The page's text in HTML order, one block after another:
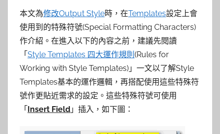
書
館
參
考
服
本文為修改Output Style時，在Templates設定上會
使用到的特殊符號(Special Formatting Characters)
作介紹。在進入以下的內容之前，建議先閱讀
「Style Templates 四大運作規則 (Rules for
Working with Style Templates)」一文以了解Style
Templates基本的運作邏輯，再搭配使用這些特殊符
號作更貼近需求的設定。這些特殊符號可使用
「Insert Field 」插入，如下圖：